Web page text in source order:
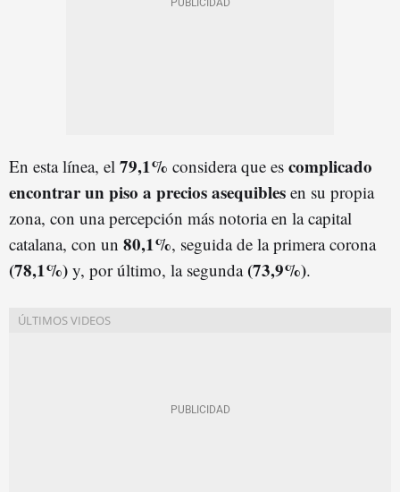
En esta línea, el 79,1% considera que es complicado
encontrar un piso a precios asequibles en su propia
zona, con una percepción más notoria en la capital
catalana, con un 80,1%, seguida de la primera corona
(78,1%) y, por último, la segunda (73,9%).